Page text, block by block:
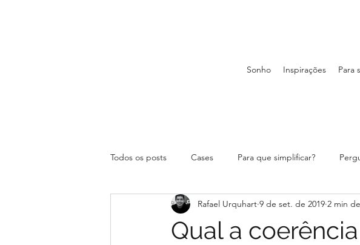
Sonho Inspirações Para
Todos os posts Cases Para que simplificar?
Qual a
Rafael Urquhart 9 de set. de 2019 2 min